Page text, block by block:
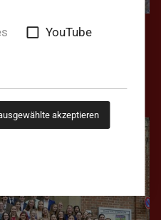
YouTube
akzeptieren
am